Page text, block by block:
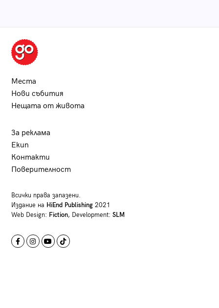
Места
Нови събития
Нещата от живота
За реклама
Екип
Контакти
Поверителност
Всички права запазени.
Издание на HiEnd Publishing2021
Web Design: Fiction, Development: SLM